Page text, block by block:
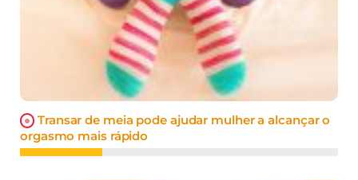
Transar de meia pode ajudar mulher a alcançar o
orgasmo mais rápido